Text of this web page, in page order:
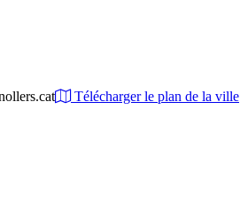
Télécharger le plan de la ville